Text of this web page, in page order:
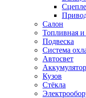
Салон
Топливная
Подвеска
Система
Автосвет
Кузов
Стёкла